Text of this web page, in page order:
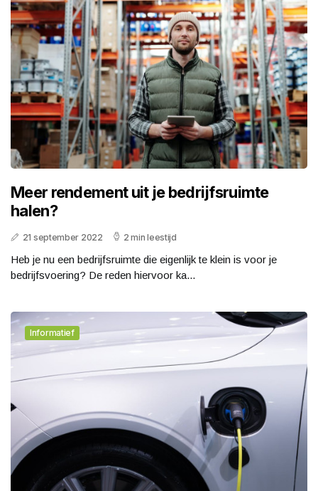
Meer rendement uit je bedrijfsruimte
halen?
21 september 2022 2 min leestijd
Heb je nu een bedrijfsruimte die eigenlijk te klein is voor je
bedrijfsvoering? De reden hiervoor ka...
Informatief